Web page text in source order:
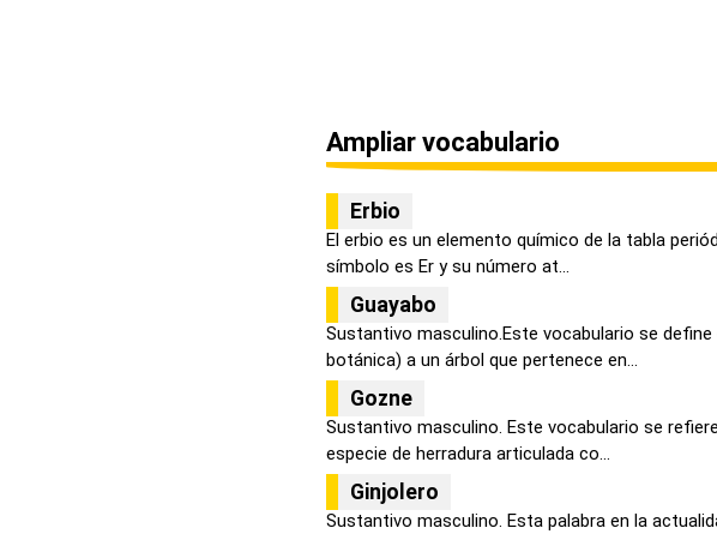
Ampliar vocabulario
Erbio
El erbio es un elemento químico de la tabla
símbolo es Er y su número at...
Guayabo
Sustantivo masculino.Este vocabulario se define
botánica) a un árbol que pertenece en...
Gozne
Sustantivo masculino. Este vocabulario se
especie de herradura articulada co...
Ginjolero
Sustantivo masculino. Esta palabra en la